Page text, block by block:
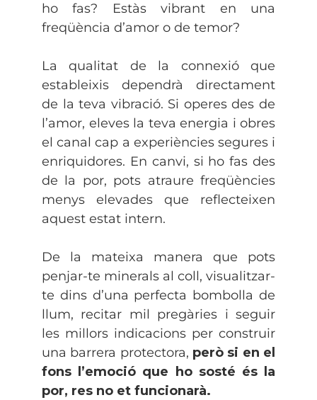
ho fas? Estàs vibrant en una
freqüència d’amor o de temor?
La qualitat de la connexió que
estableixis dependrà directament
de la teva vibració. Si operes des de
l’amor, eleves la teva energia i obres
el canal cap a experiències segures i
enriquidores. En canvi, si ho fas des
de la por, pots atraure freqüències
menys elevades que reflecteixen
aquest estat intern.
De la mateixa manera que pots
penjar-te minerals al coll, visualitzar-
te dins d’una perfecta bombolla de
llum, recitar mil pregàries i seguir
les millors indicacions per construir
una barrera protectora, però si en el
fons l’emoció que ho sosté és la
por, res no et funcionarà.